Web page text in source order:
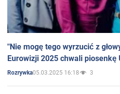
"Nie mogę tego wyrzucić z
Eurowizji 2025 chwali piosenkę
Rozrywka05.03.2025 16:18 3